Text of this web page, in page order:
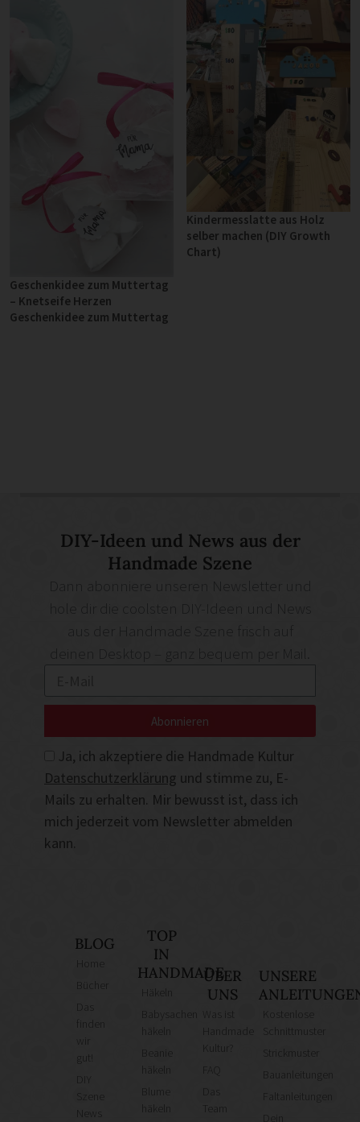
Geschenkidee zum Muttertag
– Knetseife Herzen
Geschenkidee zum Muttertag
Kindermesslatte aus Holz
selber machen (DIY Growth
Chart)
DIY-Ideen und News aus der
Handmade Szene
deinen Desktop – ganz bequem per Mail.
Ja, ich akzeptiere die Handmade Kultur
Datenschutzerklärung und stimme zu, E-
Mails zu erhalten. Mir bewusst ist, dass ich
mich jederzeit vom Newsletter abmelden
kann.
Abonnieren
BLOG
gut!
News
TOP
IN
HANDMADE
häkeln
häkeln
ÜBER
UNS
Was ist
Kultur?
Team
UNSERE
Kostenlose
Schnittmuster
Strickmuster
Bauanleitungen
Faltanleitungen